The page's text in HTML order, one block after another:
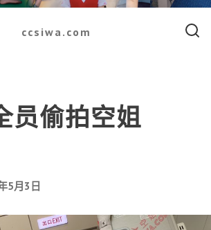
ccsiwa.com Search
员偷拍空姐
5月3日